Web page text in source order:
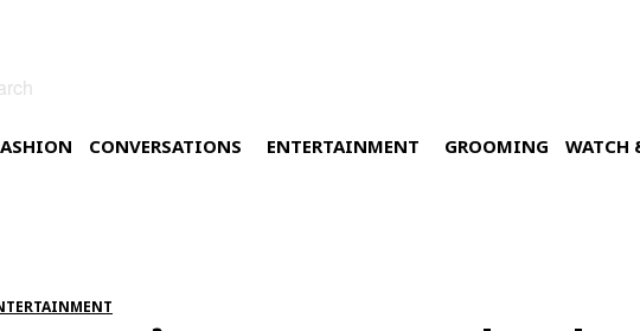
CONVERSATIONS ENTERTAINMENT GROOMING WATCH